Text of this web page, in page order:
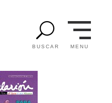
U
BUSCAR MENU